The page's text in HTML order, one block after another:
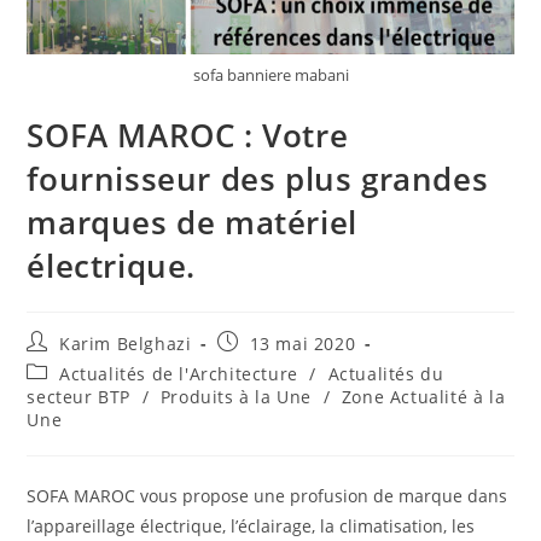
sofa banniere mabani
SOFA MAROC : Votre
fournisseur des plus grandes
marques de matériel
électrique.
Karim Belghazi
13 mai 2020
Actualités de l'Architecture
/ Actualités du
secteur BTP / Produits à la Une / Zone Actualité à la
Une
SOFA MAROC vous propose une profusion de marque dans
l’appareillage électrique, l’éclairage, la climatisation, les